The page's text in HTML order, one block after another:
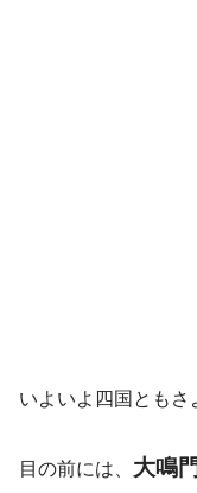
いよいよ四国ともさ
目の前には、 大鳴